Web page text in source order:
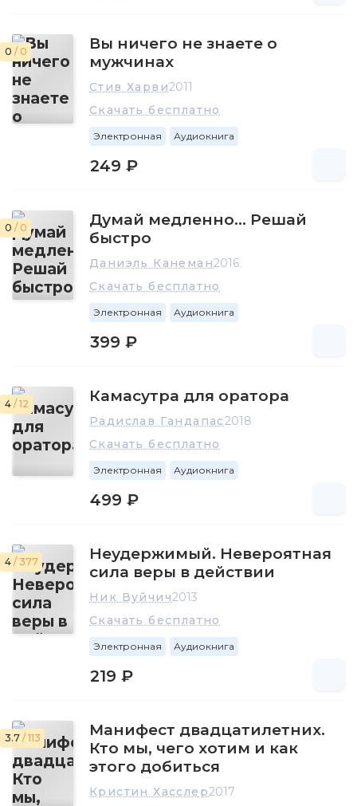
0 / 0
Вы ничего не знаете о
мужчинах
Стив Харви2011
Скачать бесплатно
Электронная Аудиокнига
249 ₽
0 / 0
Думай медленно… Решай
быстро
Даниэль Канеман2016
Скачать бесплатно
Электронная Аудиокнига
399 ₽
4 / 12 Камасутра для оратора
Радислав Гандапас2018
Скачать бесплатно
Электронная Аудиокнига
499 ₽
4 / 377
Неудержимый. Невероятная
сила веры в действии
Ник Вуйчич2013
Скачать бесплатно
Электронная Аудиокнига
219 ₽
3.7 / 113
Манифест двадцатилетних.
Кто мы, чего хотим и как
этого добиться
Кристин Хасслер2017